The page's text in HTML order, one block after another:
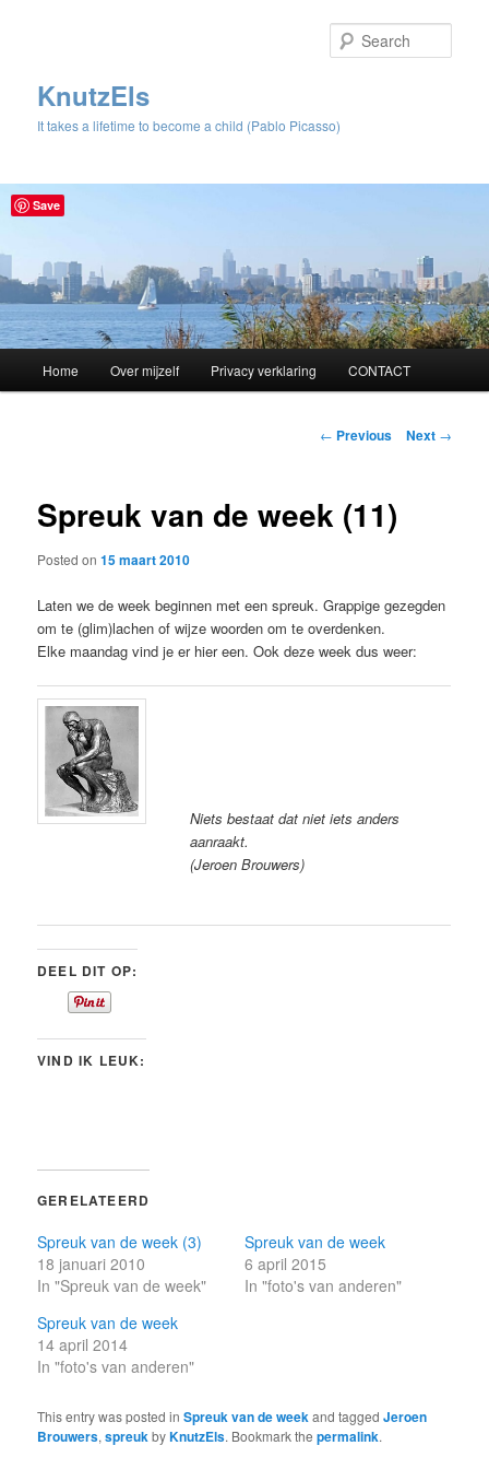
KnutzEls
It takes a lifetime to become a child (Pablo Picasso)
Skip
content
Home Over mijzelf Privacy verklaring CONTACT
Post
← Previous Next →
Spreuk van de week (11)
Posted on15 maart 2010
Laten we de week beginnen met een spreuk. Grappige gezegden
om te (glim)lachen of wijze woorden om te overdenken.
Elke maandag vind je er hier een. Ook deze week dus weer:
Niets bestaat dat niet iets anders
aanraakt.
(Jeroen Brouwers)
DEEL DIT OP:
VIND IK LEUK:
GERELATEERD
Spreuk van de week (3)
18 januari 2010
In "Spreuk van de week"
Spreuk van de week
6 april 2015
In "foto's van anderen"
Spreuk van de week
14 april 2014
In "foto's van anderen"
This entry was posted inSpreuk van de weekand taggedJeroen
Brouwers,spreukbyKnutzEls. Bookmark thepermalink.
Save